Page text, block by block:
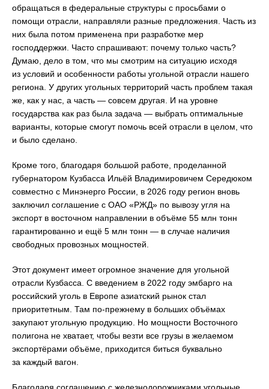
обращаться в федеральные структуры с просьбами о
помощи отрасли, направляли разные предложения. Часть из
них была потом применена при разработке мер
господдержки. Часто спрашивают: почему только часть?
Думаю, дело в том, что мы смотрим на ситуацию исходя
из условий и особенности работы угольной отрасли нашего
региона. У других угольных территорий часть проблем такая
же, как у нас, а часть — совсем другая. И на уровне
государства как раз была задача — выбрать оптимальные
варианты, которые смогут помочь всей отрасли в целом, что
и было сделано.
Кроме того, благодаря большой работе, проделанной
губернатором Кузбасса Ильёй Владимировичем Середюком
совместно с Минэнерго России, в 2026 году регион вновь
заключил соглашение с ОАО «РЖД» по вывозу угля на
экспорт в восточном направлении в объёме 55 млн тонн
гарантированно и ещё 5 млн тонн — в случае наличия
свободных провозных мощностей.
Этот документ имеет огромное значение для угольной
отрасли Кузбасса. С введением в 2022 году эмбарго на
российский уголь в Европе азиатский рынок стал
приоритетным. Там по-прежнему в больших объёмах
закупают угольную продукцию. Но мощности Восточного
полигона не хватает, чтобы везти все грузы в желаемом
экспортёрами объёме, приходится биться буквально
за каждый вагон.
Благодаря соглашению с железнодорожниками угольные